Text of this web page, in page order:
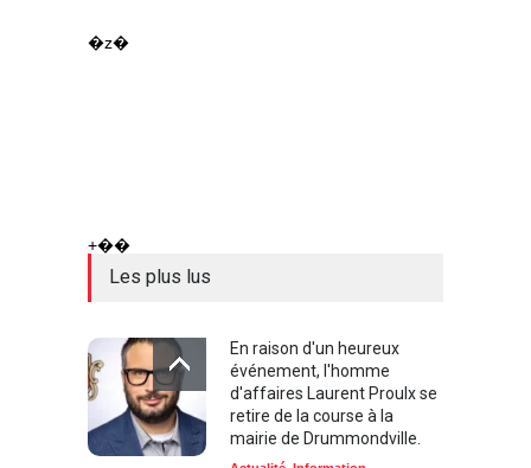
�z�
+��
Les plus lus
En raison d'un heureux
événement, l'homme
d'affaires Laurent Proulx se
retire de la course à la
mairie de Drummondville.